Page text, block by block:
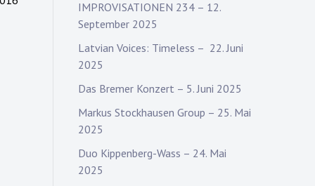
IMPROVISATIONEN 234 – 12.
September 2025
Latvian Voices: Timeless – 22. Juni
2025
Das Bremer Konzert – 5. Juni 2025
Markus Stockhausen Group – 25. Mai
2025
Duo Kippenberg-Wass – 24. Mai
2025